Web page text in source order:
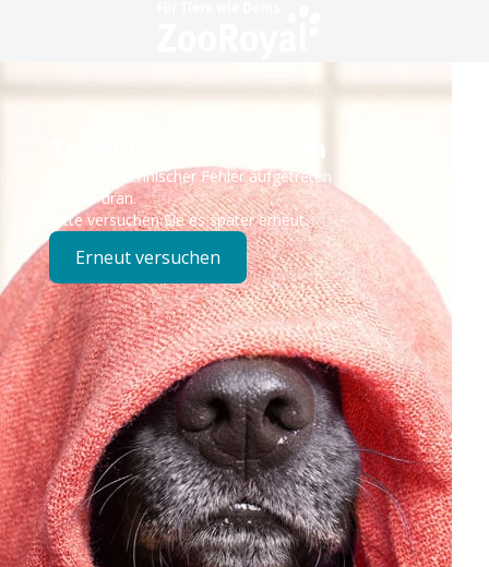
Technisches Problem
Es ist ein technischer Fehler aufgetreten – wir sind
bereits dran.
Bitte versuchen Sie es später erneut.
Erneut versuchen